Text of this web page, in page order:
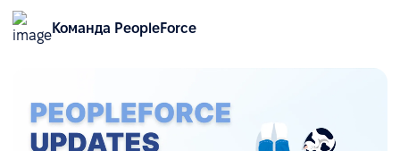
Команда PeopleForce